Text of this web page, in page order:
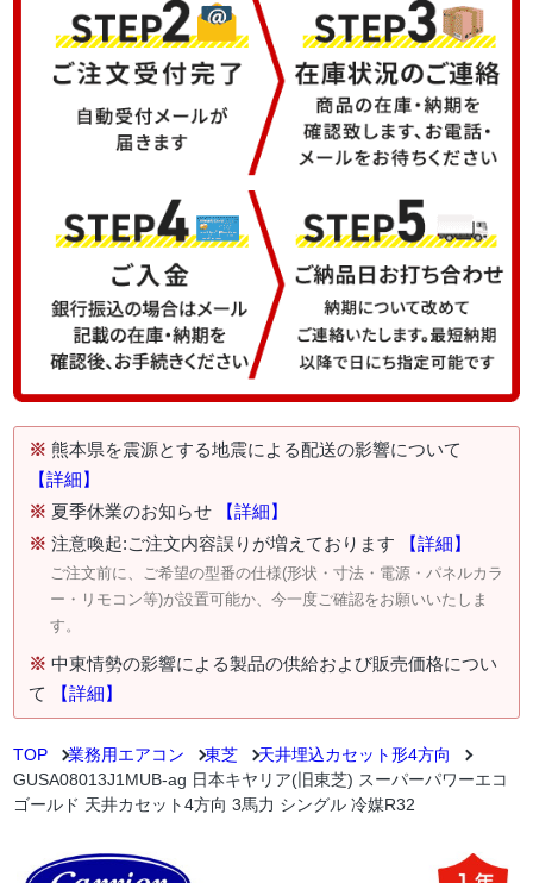
※ 熊本県を震源とする地震による配送の影響について
【詳細】
※ 夏季休業のお知らせ
【詳細】
※ 注意喚起:ご注文内容誤りが増えております 【詳細】
ご注文前に、ご希望の型番の仕様(形状・寸法・電源・パネルカラ
ー・リモコン等)が設置可能か、今一度ご確認をお願いいたしま
す。
※ 中東情勢の影響による製品の供給および販売価格につい
て
【詳細】
TOP 業務用エアコン 東芝
天井埋込カセット形4方向
GUSA08013J1MUB-ag 日本キヤリア(旧東芝) スーパーパワーエコ
ゴールド 天井カセット4方向 3馬力 シングル 冷媒R32